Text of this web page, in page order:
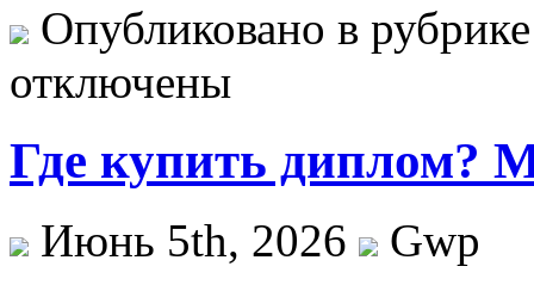
Опубликовано в
отключены
Где купить диплом?
Июнь 5th, 2026
Gwp